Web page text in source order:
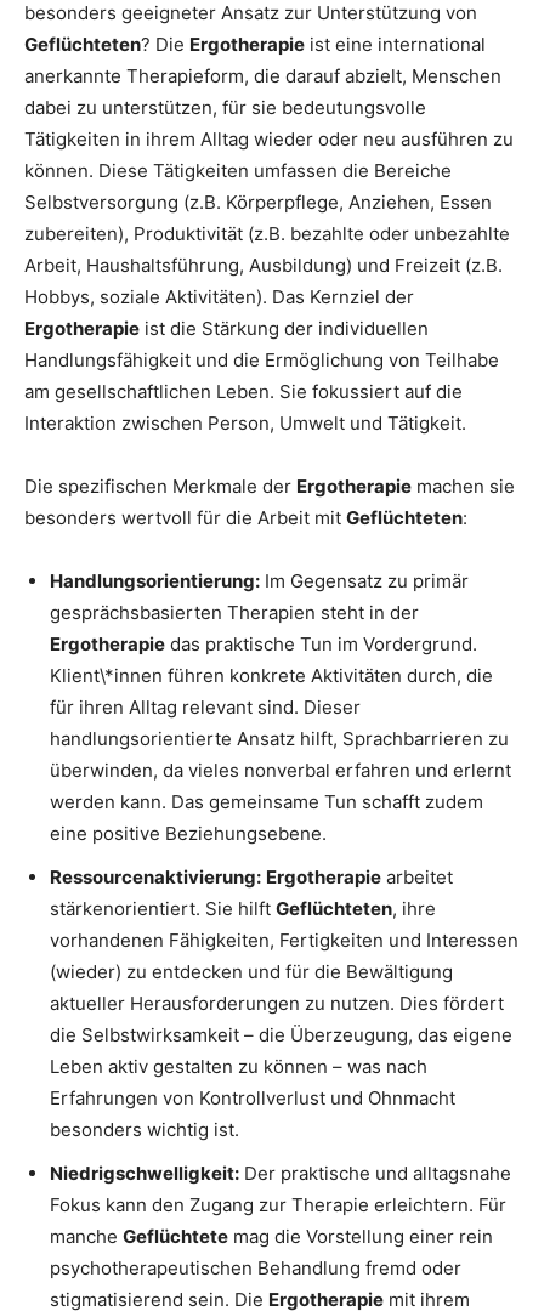
besonders geeigneter Ansatz zur Unterstützung von
Geflüchteten? Die Ergotherapie ist eine international
anerkannte Therapieform, die darauf abzielt, Menschen
dabei zu unterstützen, für sie bedeutungsvolle
Tätigkeiten in ihrem Alltag wieder oder neu ausführen zu
können. Diese Tätigkeiten umfassen die Bereiche
Selbstversorgung (z.B. Körperpflege, Anziehen, Essen
zubereiten), Produktivität (z.B. bezahlte oder unbezahlte
Arbeit, Haushaltsführung, Ausbildung) und Freizeit (z.B.
Hobbys, soziale Aktivitäten). Das Kernziel der
Ergotherapie ist die Stärkung der individuellen
Handlungsfähigkeit und die Ermöglichung von Teilhabe
am gesellschaftlichen Leben. Sie fokussiert auf die
Interaktion zwischen Person, Umwelt und Tätigkeit.
Die spezifischen Merkmale der Ergotherapie machen sie
besonders wertvoll für die Arbeit mit Geflüchteten:
Handlungsorientierung: Im Gegensatz zu primär
gesprächsbasierten Therapien steht in der
Ergotherapie das praktische Tun im Vordergrund.
Klient\*innen führen konkrete Aktivitäten durch, die
für ihren Alltag relevant sind. Dieser
handlungsorientierte Ansatz hilft, Sprachbarrieren zu
überwinden, da vieles nonverbal erfahren und erlernt
werden kann. Das gemeinsame Tun schafft zudem
eine positive Beziehungsebene.
Ressourcenaktivierung: Ergotherapie arbeitet
stärkenorientiert. Sie hilft Geflüchteten, ihre
vorhandenen Fähigkeiten, Fertigkeiten und Interessen
(wieder) zu entdecken und für die Bewältigung
aktueller Herausforderungen zu nutzen. Dies fördert
die Selbstwirksamkeit – die Überzeugung, das eigene
Leben aktiv gestalten zu können – was nach
Erfahrungen von Kontrollverlust und Ohnmacht
besonders wichtig ist.
Niedrigschwelligkeit: Der praktische und alltagsnahe
Fokus kann den Zugang zur Therapie erleichtern. Für
manche Geflüchtete mag die Vorstellung einer rein
psychotherapeutischen Behandlung fremd oder
stigmatisierend sein. Die Ergotherapie mit ihrem